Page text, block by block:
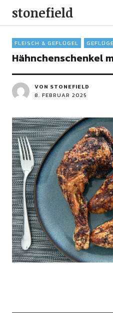
stonefield
FLEISCH & GEFLÜGEL
Hähnchenschenkel
VON STONEFIELD
8. FEBRUAR 2025